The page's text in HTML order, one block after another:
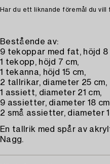
Har du ett liknande föremål du vill
Bestående av:
9 tekoppar med fat, höjd 8
1 tekopp, höjd 7 cm,
1 tekanna, höjd 15 cm,
2 tallrikar, diameter 25 cm,
1 assiett, diameter 21 cm,
9 assietter, diameter 18
2 små assietter, diameter
En tallrik med spår av
Nagg.